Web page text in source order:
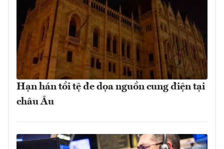
Hạn hán tồi tệ đe dọa nguồn cung điện tại
châu Âu